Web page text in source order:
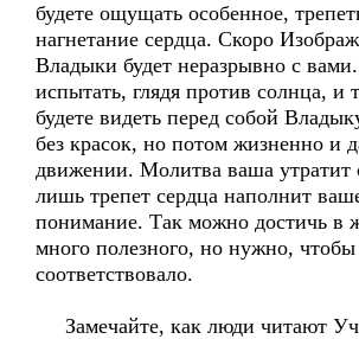
будете ощущать особенное,
нагнетание сердца. Скоро
Владыки будет неразрывно с
испытать, глядя против солнца, и
будете видеть перед собой
без красок, но потом жизненно и
движении. Молитва ваша утратит
лишь трепет сердца наполнит
понимание. Так можно достичь в
много полезного, но нужно, чтобы
соответствовало.
Замечайте, как люди читают